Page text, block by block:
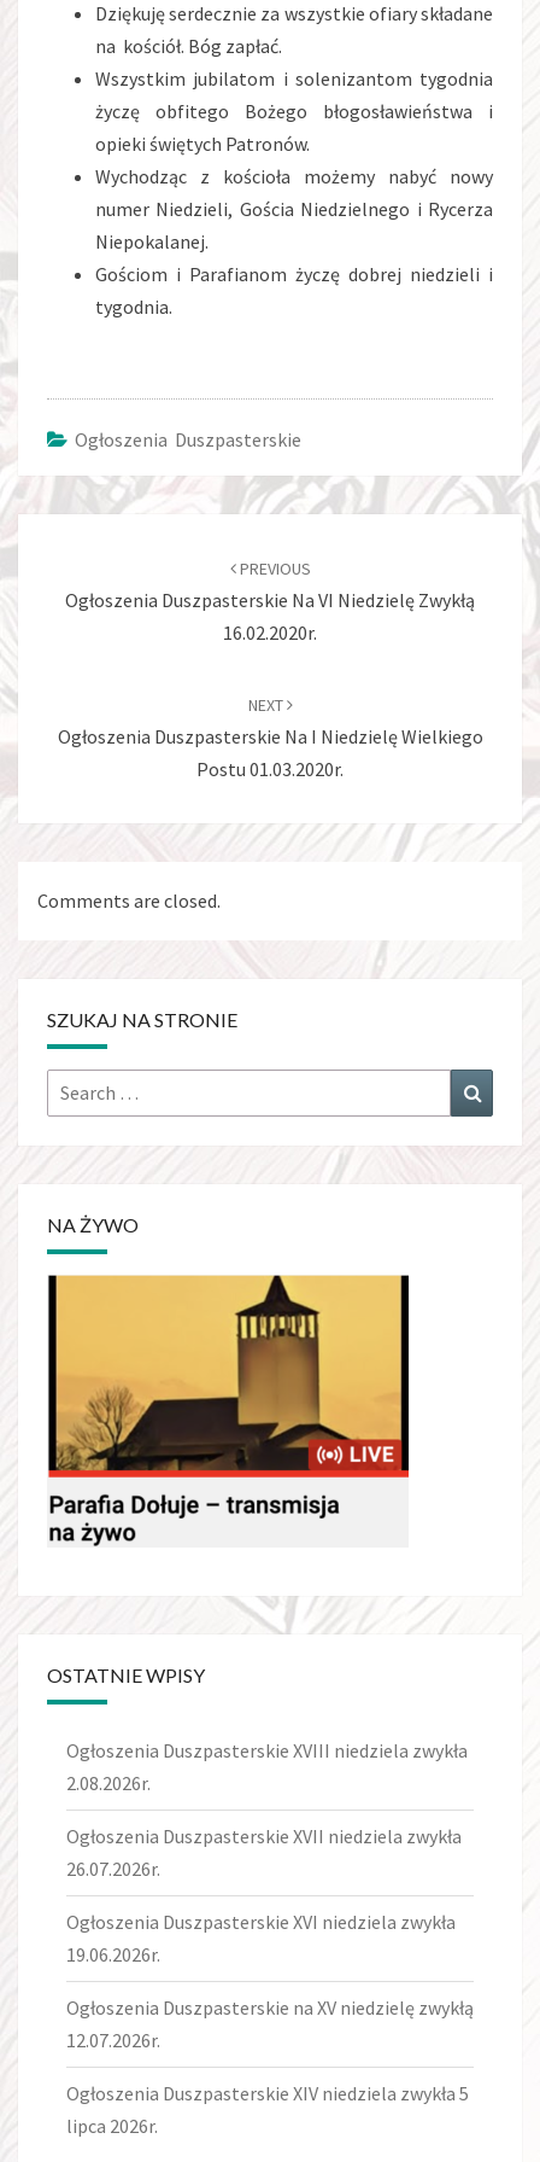
Dziękuję serdecznie za wszystkie ofiary składane
na kościół. Bóg zapłać.
Wszystkim jubilatom i solenizantom tygodnia
życzę obfitego Bożego błogosławieństwa i
opieki świętych Patronów.
Wychodząc z kościoła możemy nabyć nowy
numer Niedzieli, Gościa Niedzielnego i Rycerza
Niepokalanej.
Gościom i Parafianom życzę dobrej niedzieli i
tygodnia.
Ogłoszenia Duszpasterskie
Post
PREVIOUS
Ogłoszenia Duszpasterskie Na VI Niedzielę Zwykłą
16.02.2020r.
NEXT
Ogłoszenia Duszpasterskie Na I Niedzielę Wielkiego
Postu 01.03.2020r.
Comments are closed.
SZUKAJ NA STRONIE
Search
for:
NA ŻYWO
OSTATNIE WPISY
Ogłoszenia Duszpasterskie XVIII niedziela zwykła
2.08.2026r.
Ogłoszenia Duszpasterskie XVII niedziela zwykła
26.07.2026r.
Ogłoszenia Duszpasterskie XVI niedziela zwykła
19.06.2026r.
Ogłoszenia Duszpasterskie na XV niedzielę zwykłą
12.07.2026r.
Ogłoszenia Duszpasterskie XIV niedziela zwykła 5
lipca 2026r.